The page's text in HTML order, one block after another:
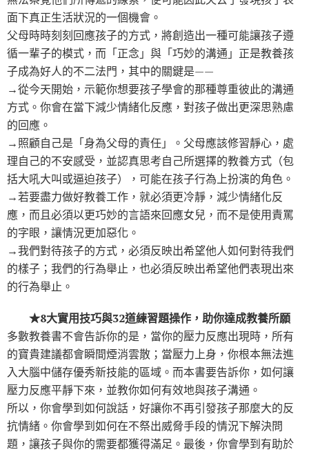
面下真正生活狀況的一個機會。
父母時時刻刻回應孩子的方式，將創造出一種可能讓孩子遵
循一輩子的模式，而「正念」與「巧妙的溝通」正是教養孩
子成為好人的不二法門，其中的關鍵是——
→從今天開始，示範你想要孩子學會的那種尊重彼此的溝通
方式。你會在當下減少情緒化反應，對孩子做出更深思熟慮
的回應。
→照顧自己是「身為父母的責任」。父母應該修習靜心，處
理自己的不安感受，並認真思考自己所選擇的教養方式（包
括大吼大叫或逼迫孩子），可能在孩子行為上扮演的角色。
→若要盡力做好教養工作，就必須更冷靜，減少情緒化反
應，而且必須以更巧妙的言語來回應女兒，而不是使用責罵
的字眼，讓情況更加惡化。
→我們對待孩子的方式，必須反映出希望他人如何對待我們
的樣子；我們的行為舉止，也必須反映出希望他們表現出來
的行為舉止。
★8大實用技巧與32道練習題操作，助你達成教養所願
多數教養書不會告訴你的是，當你的壓力反應出現時，所有
的寶貴建議都會瞬間煙消雲散；當壓力上身，你根本無法進
入大腦中儲存優秀新技能的區域。而本書要告訴你，如何讓
壓力反應平靜下來，並教你如何有效地與孩子溝通。
所以，你會學到如何說話，好讓你不再引發孩子那麼大的反
抗情緒。你會學到如何在不祭出威脅手段的情況下解決問
題，讓孩子與你的需要都獲得滿足。最後，你會學到有助於